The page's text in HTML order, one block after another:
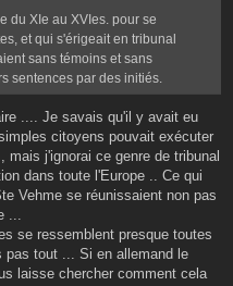
du XIe au XVIes. pour se
et qui s'érigeait en tribunal
sans témoins et sans
sentences par des initiés.
.... Je savais qu'il y avait eu
citoyens pouvait exécuter
j'ignorai ce genre de tribunal
dans toute l'Europe .. Ce qui
Vehme se réunissaient non pas
...
se ressemblent presque toutes
tout ... Si en allemand le
laisse chercher comment cela